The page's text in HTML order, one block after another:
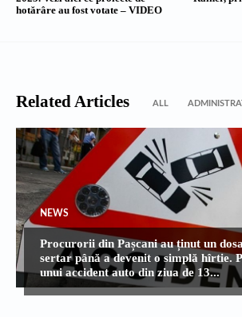
hotărâre au fost votate – VIDEO
Related Articles ALL
NEWS
Procurorii din Pașcani au ținut un
sertar până a devenit o simplă hîrtie.
unui accident auto din ziua de 13...